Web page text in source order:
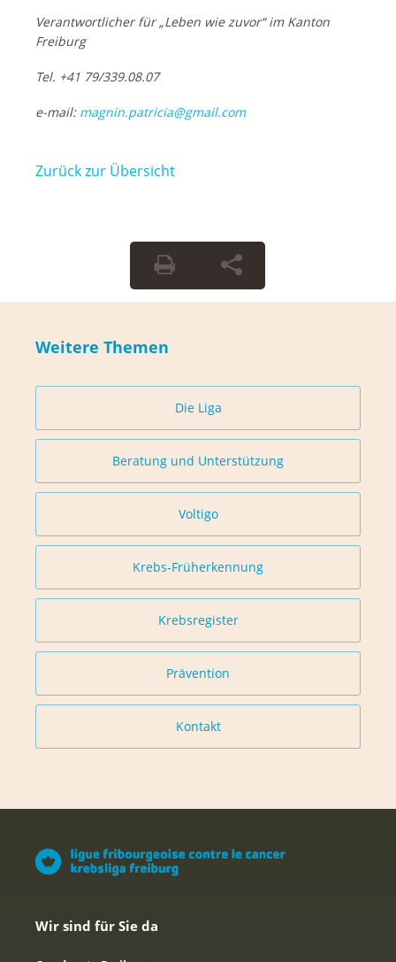
Verantwortlicher für „Leben wie zuvor“ im Kanton
Freiburg
Tel. +41 79/339.08.07
e-mail: magnin.patricia@gmail.com
Zurück zur Übersicht
Weitere Themen
Die Liga
Beratung und Unterstützung
Voltigo
Krebs-Früherkennung
Krebsregister
Prävention
Kontakt
Wir sind für Sie da